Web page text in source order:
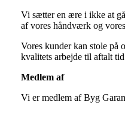
Vi sætter en ære i ikke at
af vores håndværk og
​Vores kunder kan stole på
kvalitets arbejde til aftalt
Medlem af
​Vi er medlem af Byg